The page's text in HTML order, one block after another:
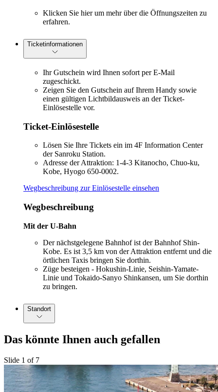
Klicken Sie hierum mehr über die Öffnungszeiten zu
erfahren.
Ticketinformationen
Ihr Gutschein wird Ihnen sofort per E-Mail
zugeschickt.
Zeigen Sie den Gutschein auf Ihrem Handy sowie
einen gültigen Lichtbildausweis an der Ticket-
Einlösestelle vor.
Ticket-Einlösestelle
Lösen Sie Ihre Tickets ein im 4F Information Center
der Sanroku Station.
Adresse der Attraktion: 1-4-3 Kitanocho, Chuo-ku,
Kobe, Hyogo 650-0002.
Wegbeschreibung zur Einlösestelle einsehen
Wegbeschreibung
Mit der U-Bahn
Der nächstgelegene Bahnhof ist der Bahnhof Shin-
Kobe. Es ist 3,5 km von der Attraktion entfernt und die
örtlichen Taxis bringen Sie dorthin.
Züge besteigen - Hokushin-Linie, Seishin-Yamate-
Linie und Tokaido-Sanyo Shinkansen, um Sie dorthin
zu bringen.
Standort
Das könnte Ihnen auch gefallen
Slide 1 of 7